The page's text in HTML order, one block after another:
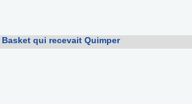
qui recevait Quimper